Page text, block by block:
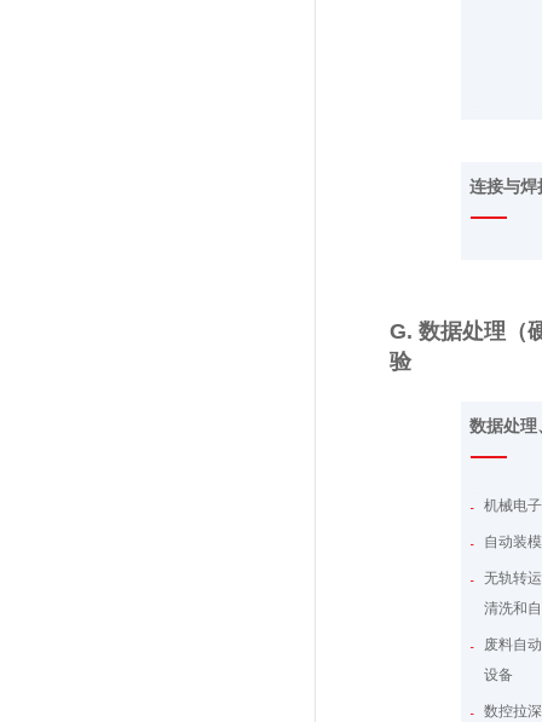
连接与焊
G. 数据处理（
验
数据处
机械电
自动装
无轨转
清洗和
废料自
设备
数控拉